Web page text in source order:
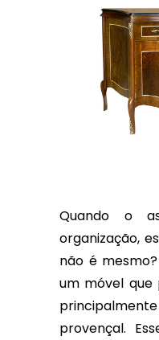
Quando o
organização,
não é
um móvel que
provençal.